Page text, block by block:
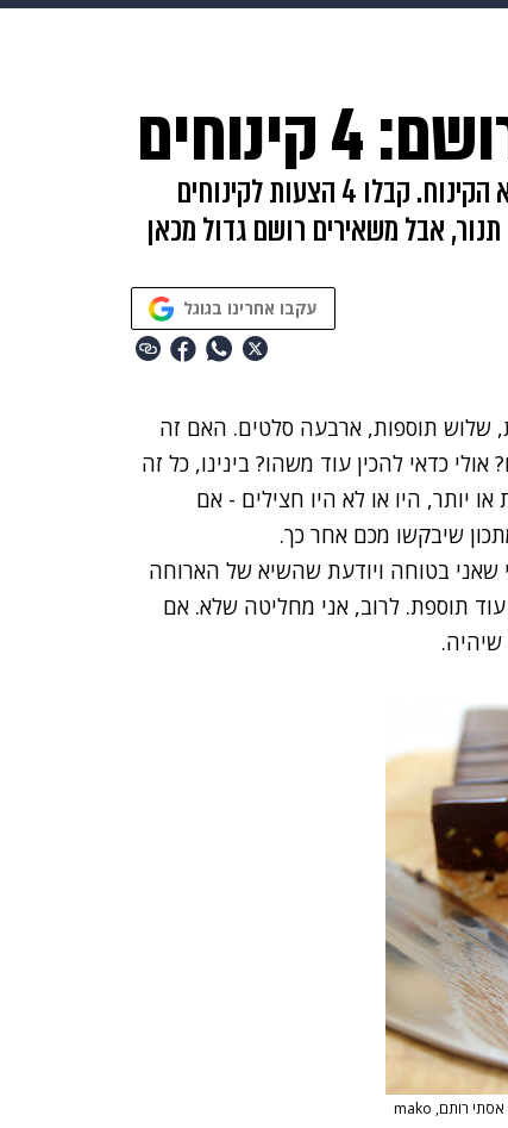
תשעה חודשים מתכונים פרויקטים מיוחדים
כולם יודעים שהחלק החשוב ביותר בארוחה הוא הקינוח. קבלו 4 הצעות לקינוחים
אבל משאירים רושם גדול מכאן
עקבו אחרינו בגוגל
שלוש תוספות, ארבעה סלטים. האם זה
כדאי להכין עוד משהו? בינינו, כל זה
יותר, היו או לא היו חצילים - אם
שיבקשו מכם אחר כך.
שאני בטוחה ויודעת שהשיא של הארוחה
תוספת. לרוב, אני מחליטה שלא. אם
שיהיה.
צילום: אסתי רותם, mako